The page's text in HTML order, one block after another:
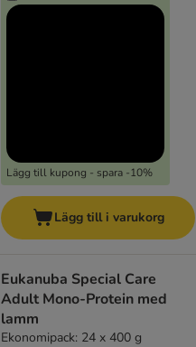
Lägg till kupong - spara -10%
Lägg till i varukorg
Eukanuba Special Care
Adult Mono-Protein med
lamm
Ekonomipack: 24 x 400 g